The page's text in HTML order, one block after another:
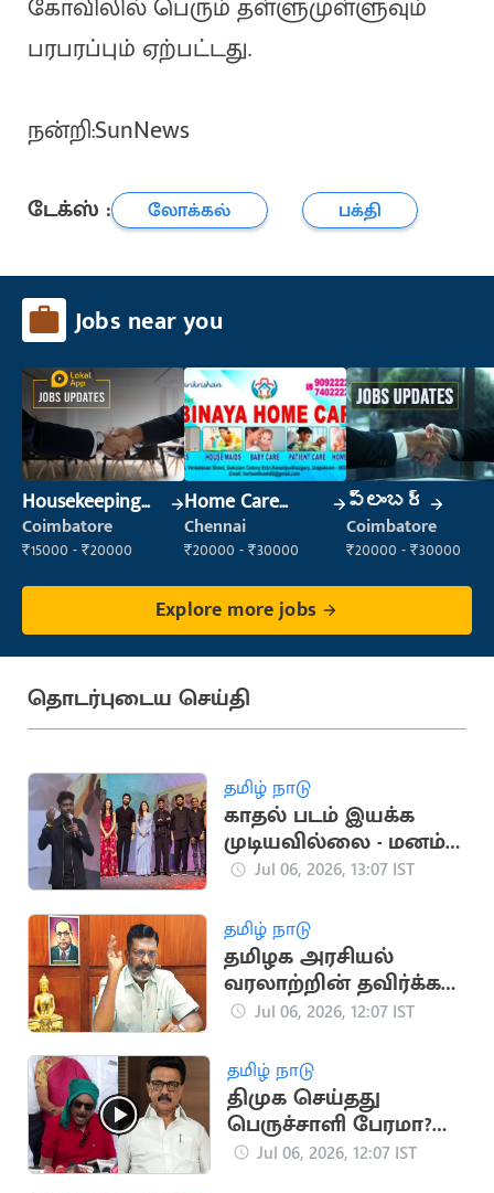
கோவிலில் பெரும் தள்ளுமுள்ளுவும்
பரபரப்பும் ஏற்பட்டது.
நன்றி:SunNews
டேக்ஸ் : லோக்கல் பக்தி
Jobs near you
Housekeeping
Staff
(Housekeeping)
Coimbatore
₹15000 - ₹20000
Home Care
Nurse
Chennai
₹20000 - ₹30000
ప్లంబర్
Coimbatore
₹20000 - ₹30000
Explore more jobs
தொடர்புடைய செய்தி
தமிழ் நாடு
காதல் படம் இயக்க
முடியவில்லை - மனம்
திறந்த அட்லீ
Jul 06, 2026, 13:07 IST
தமிழ் நாடு
தமிழக அரசியல்
வரலாற்றின் தவிர்க்க
முடியாத மைல்கல்:
Jul 06, 2026, 12:07 IST
தமிழ் நாடு
திமுக செய்தது
பெருச்சாளி பேரமா?
வைகோ ஆவேசம்
Jul 06, 2026, 12:07 IST